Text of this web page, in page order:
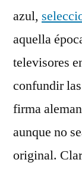
azul,
aquella
televisores
confundir
firma
aunque no
original.